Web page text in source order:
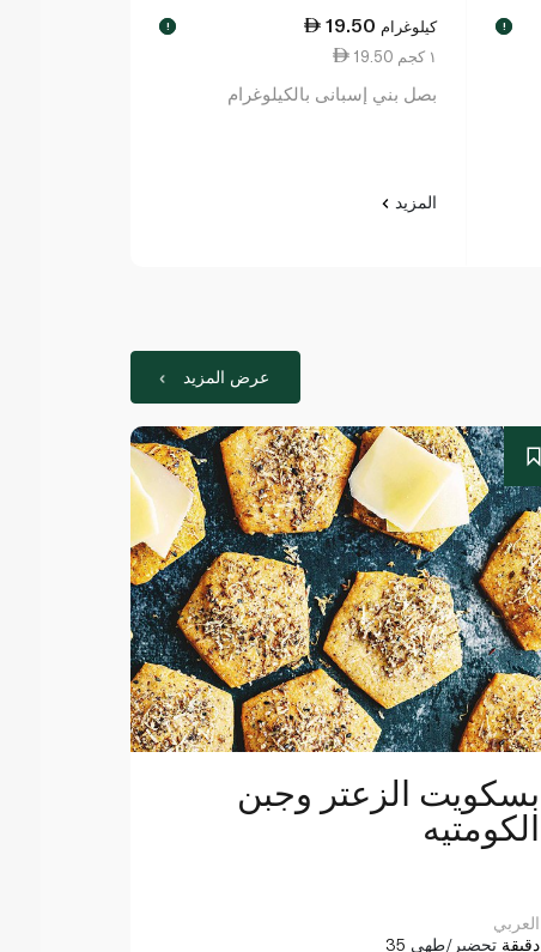
!
19.50 كيلوغرام !
19.50 ١ كجم
بصل بني إسبانى بالكيلوغرام
المزيد
عرض المزيد
بسكويت الزعتر وجبن
الكومتيه
العربي
35 دقيقة تحضير/طهي